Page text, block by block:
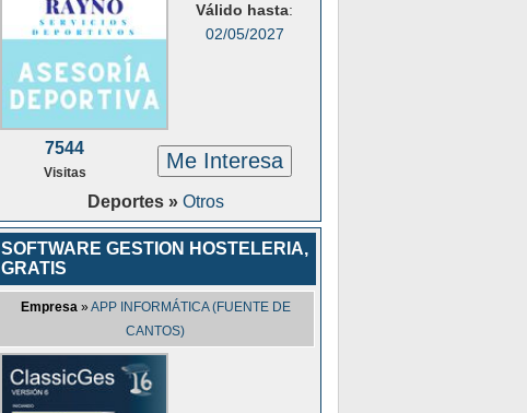
Válido hasta:
02/05/2027
7544
Visitas Me Interesa
Deportes » Otros
SOFTWARE GESTION HOSTELERIA,
GRATIS
Empresa»APP INFORMÁTICA (FUENTE DE
CANTOS)